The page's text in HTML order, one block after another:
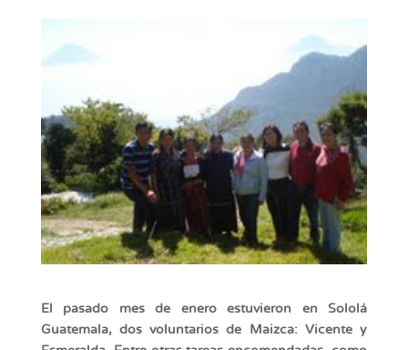
El pasado mes de enero estuvieron en Sololá
Guatemala, dos voluntarios de Maizca: Vicente y